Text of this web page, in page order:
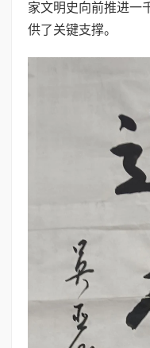
家文明史向前推进一
供了关键支撑。